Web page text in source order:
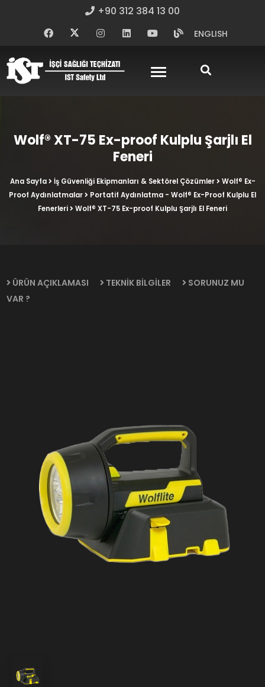
+90 312 384 13 00
ENGLISH
Wolf® XT-75 Ex-proof Kulplu Şarjlı El
Feneri
Ana Sayfa İş Güvenliği Ekipmanları & Sektörel Çözümler
Wolf® Ex-
Proof Aydınlatmalar
Portatif Aydınlatma - Wolf® Ex-Proof Kulplu El
Fenerleri
Wolf® XT-75 Ex-proof Kulplu Şarjlı El Feneri
ÜRÜN AÇIKLAMASI TEKNİK BİLGİLER
SORUNUZ MU
VAR ?